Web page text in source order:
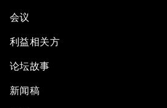
会议
利益相关方
论坛故事
新闻稿